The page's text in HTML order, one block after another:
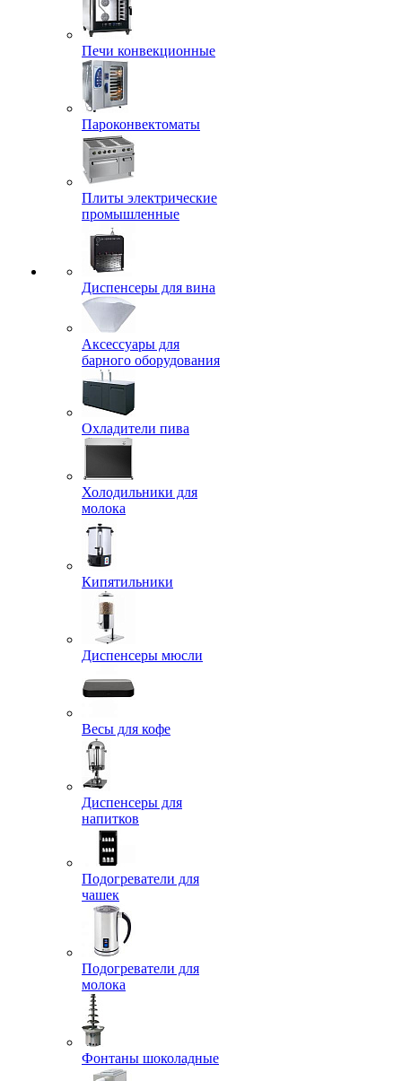
Печи конвекционные
Пароконвектоматы
Плиты электрические
промышленные
Диспенсеры для вина
Аксессуары для
барного оборудования
Охладители пива
Холодильники для
молока
Кипятильники
Диспенсеры мюсли
Весы для кофе
Диспенсеры для
напитков
Подогреватели для
чашек
Подогреватели для
молока
Фонтаны шоколадные